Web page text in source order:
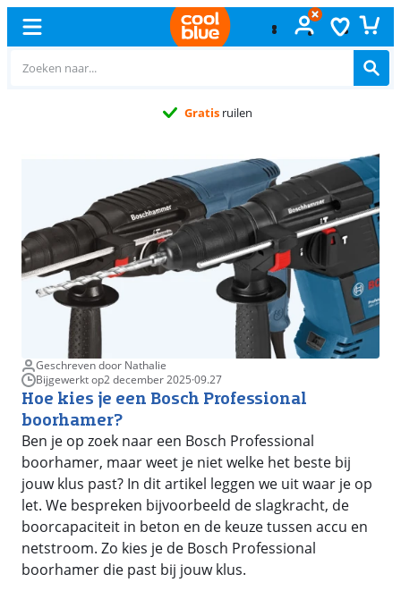
Gratis ruilen
Geschreven door Nathalie
Bijgewerkt op2 december 2025·09.27
Hoe kies je een Bosch Professional
boorhamer?
Ben je op zoek naar een Bosch Professional
boorhamer, maar weet je niet welke het beste bij
jouw klus past? In dit artikel leggen we uit waar je op
let. We bespreken bijvoorbeeld de slagkracht, de
boorcapaciteit in beton en de keuze tussen accu en
netstroom. Zo kies je de Bosch Professional
boorhamer die past bij jouw klus.